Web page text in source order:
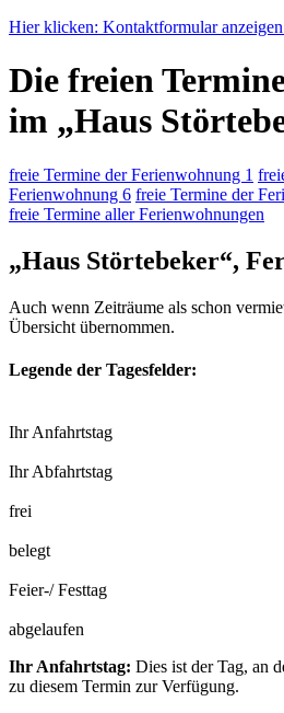
Hier klicken: Kontaktformular
Die freien
im „Haus
freie Termine der Ferienwohnung 1
Ferienwohnung 6 freie Termine der
freie Termine aller Ferienwohnungen
„Haus Störtebeker“,
Auch wenn Zeiträume als schon
Übersicht übernommen.
Legende der Tagesfelder:
Ihr Anfahrtstag
Ihr Abfahrtstag
frei
belegt
Feier-/ Festtag
abgelaufen
Ihr Anfahrtstag: Dies ist der Tag, an
zu diesem Termin zur Verfügung.